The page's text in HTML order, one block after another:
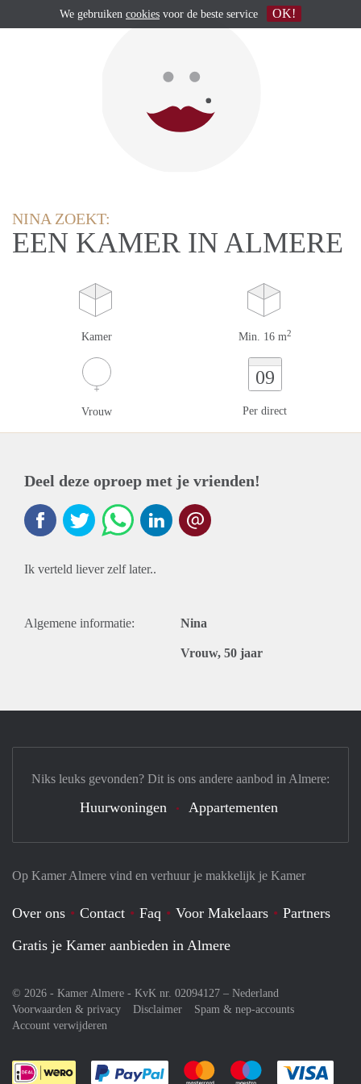
NINA ZOEKT:
EEN KAMER IN ALMERE
Kamer Min. 16 m2
Vrouw
09
Per direct
Deel deze oproep met je vrienden!
Ik verteld liever zelf later..
Algemene informatie: Nina
Vrouw, 50 jaar
Op Kamer Almere vind en verhuur je makkelijk je Kamer
Over ons Contact Faq Voor Makelaars
Partners
Gratis je Kamer aanbieden in Almere
© 2026 - Kamer Almere - KvK nr. 02094127 – Nederland
Voorwaarden & privacy
Disclaimer
Spam & nep-accounts
Account verwijderen
Je rekent gemakkelijk af met Paypal
Je rekent gemakkelijk af met
Je rekent
Niks leuks gevonden? Dit is ons andere aanbod in Almere:
Huurwoningen Appartementen
We gebruiken cookies voor de beste service OK!